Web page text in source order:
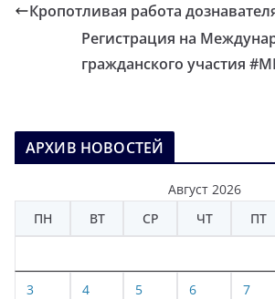
Кропотливая работа
Регистрация на
гражданского участия
АРХИВ НОВОСТЕЙ
Август 2026
ПН
ВТ СР ЧТ ПТ
3 4 5 6 7